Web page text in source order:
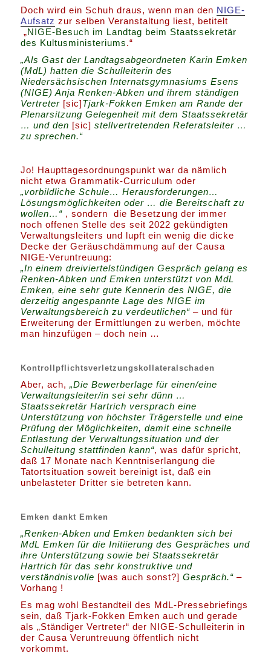
Doch wird ein Schuh draus, wenn man den NIGE-
Aufsatz zur selben Veranstaltung liest, betitelt
„NIGE-Besuch im Landtag beim Staatssekretär
des Kultusministeriums.“
„Als Gast der Landtagsabgeordneten Karin Emken
(MdL) hatten die Schulleiterin des
Niedersächsischen Internatsgymnasiums Esens
(NIGE) Anja Renken-Abken und ihrem ständigen
Vertreter [sic]Tjark-Fokken Emken am Rande der
Plenarsitzung Gelegenheit mit dem Staatssekretär
… und den [sic] stellvertretenden Referatsleiter …
zu sprechen.“
Jo! Haupttagesordnungspunkt war da nämlich
nicht etwa Grammatik-Curriculum oder
„vorbildliche Schule… Herausforderungen…
Lösungsmöglichkeiten oder … die Bereitschaft zu
wollen…“ , sondern die Besetzung der immer
noch offenen Stelle des seit 2022 gekündigten
Verwaltungsleiters und lupft ein wenig die dicke
Decke der Geräuschdämmung auf der Causa
NIGE-Veruntreuung:
„In einem dreiviertelstündigen Gespräch gelang es
Renken-Abken und Emken unterstützt von MdL
Emken, eine sehr gute Kennerin des NIGE, die
derzeitig angespannte Lage des NIGE im
Verwaltungsbereich zu verdeutlichen“ – und für
Erweiterung der Ermittlungen zu werben, möchte
man hinzufügen – doch nein …
Kontrollpflichtsverletzungskollateralschaden
Aber, ach,„Die Bewerberlage für einen/eine
Verwaltungsleiter/in sei sehr dünn …
Staatssekretär Hartrich versprach eine
Unterstützung von höchster Trägerstelle und eine
Prüfung der Möglichkeiten, damit eine schnelle
Entlastung der Verwaltungssituation und der
Schulleitung stattfinden kann“, was dafür spricht,
daß 17 Monate nach Kenntniserlangung die
Tatortsituation soweit bereinigt ist, daß ein
unbelasteter Dritter sie betreten kann.
Emken dankt Emken
„Renken-Abken und Emken bedankten sich bei
MdL Emken für die Initiierung des Gespräches und
ihre Unterstützung sowie bei Staatssekretär
Hartrich für das sehr konstruktive und
verständnisvolle [was auch sonst?]Gespräch.“ –
Vorhang !
Es mag wohl Bestandteil des MdL-Pressebriefings
sein, daß Tjark-Fokken Emken auch und gerade
als „Ständiger Vertreter“ der NIGE-Schulleiterin in
der Causa Veruntreuung öffentlich nicht
vorkommt.